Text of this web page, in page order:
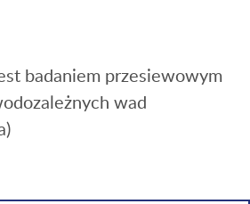
badaniem przesiewowym
wad